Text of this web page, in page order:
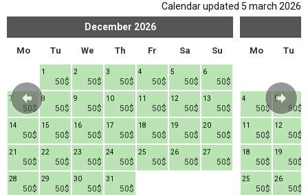
Calendar updated 5 march 2026
December 2026
Mo Tu We Th Fr Sa Su
50$
1
50$
2
50$
3
50$
4
50$
5
50$
6
50$
7
50$
8
50$
9
50$
10
50$
11
50$
12
50$
13
50$
14
50$
15
50$
16
50$
17
50$
18
50$
19
50$
20
50$
21
50$
22
50$
23
50$
24
50$
25
50$
26
50$
27
50$
28
50$
29
50$
30
50$
31
Mo Tu
50$
4
50$
5
50$
11
50$
12
50$
18
50$
19
50$
25
50$
26